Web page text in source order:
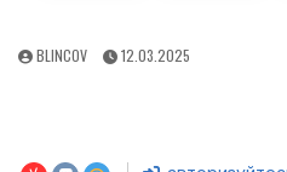
AUTHOR:
BLINCOV
PUBLISHED
12.03.2025